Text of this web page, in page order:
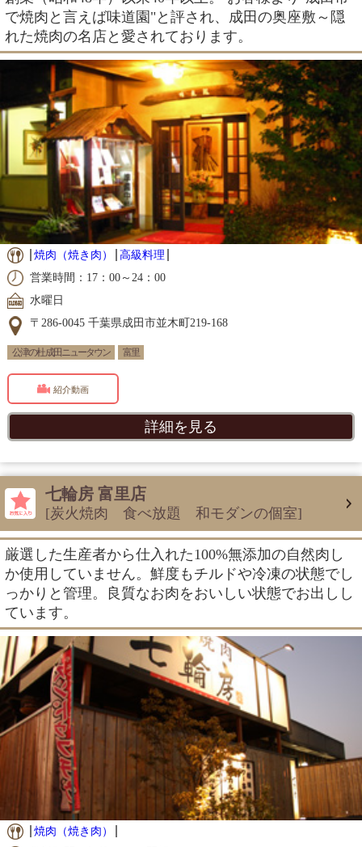
で焼肉と言えば味道園"と評され、成田の奥座敷～隠
れた焼肉の名店と愛されております。
焼肉（焼き肉）
高級料理
営業時間：17：00～24：00
水曜日
〒286-0045 千葉県成田市並木町219-168
公津の杜 成田ニュータウン 富里
紹介動画
詳細を見る
七輪房 富里店
[炭火焼肉 食べ放題 和モダンの個室]
厳選した生産者から仕入れた100%無添加の自然肉し
か使用していません。鮮度もチルドや冷凍の状態でし
っかりと管理。良質なお肉をおいしい状態でお出しし
ています。
焼肉（焼き肉）